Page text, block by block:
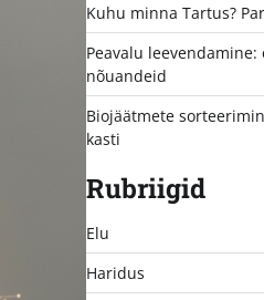
Kuhu minna Tartus?
Peavalu
nõuandeid
Biojäätmete
kasti
Rubriigid
Elu
Haridus